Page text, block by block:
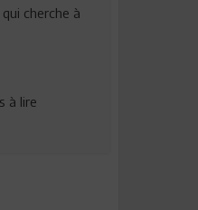
cherche à
à lire